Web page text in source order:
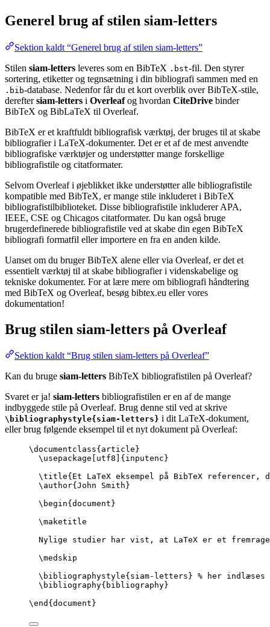
Generel brug af stilen siam-letters
Sektion kaldt “Generel brug af stilen siam-letters”
Stilen siam-letters leveres som en BibTeX .bst-fil. Den styrer
sortering, etiketter og tegnsætning i din bibliografi sammen med en
.bib-database. Nedenfor får du et kort overblik over BibTeX-stile,
dereftersiam-letters i Overleafog hvordan CiteDrive binder
BibTeX og BibLaTeX til Overleaf.
BibTeX er et kraftfuldt bibliografisk værktøj, der bruges til at skabe
bibliografier i LaTeX-dokumenter. Det er et af de mest anvendte
bibliografiske værktøjer og understøtter mange forskellige
bibliografistile og citatformater.
Selvom Overleaf i øjeblikket ikke understøtter alle bibliografistile
kompatible med BibTeX, er mange stile inkluderet i BibTeX
bibliografistilbiblioteket. Disse bibliografistile inkluderer APA,
IEEE, CSE og Chicagos citatformater. Du kan også bruge
brugerdefinerede bibliografistile ved at skabe din egen BibTeX
bibliografi formatfil eller importere en fra en anden kilde.
Uanset om du bruger BibTeX alene eller via Overleaf, er det et
essentielt værktøj til at skabe bibliografier i videnskabelige og
tekniske dokumenter. For at lære mere om bibliografi håndtering
med BibTeX og Overleaf, besøg bibtex.eu eller vores
dokumentation!
Brug stilen siam-letters på Overleaf
Sektion kaldt “Brug stilen siam-letters på Overleaf”
Kan du bruge siam-letters BibTeX bibliografistilen på Overleaf?
Svaret er ja! siam-letters bibliografistilen er en af de mange
indbyggede stile på Overleaf. Brug denne stil ved at skrive
\bibliographystyle{siam-letters} i dit LaTeX-dokument,
eller brug følgende eksempel til et nyt dokument på Overleaf:
\documentclass{ article }
\usepackage
utf8 ]{ inputenc }
\title{Et LaTeX eksempel på BibTeX
\author{John Smith}
\begin{ document }
\maketitle
Nylige studier har vist, at LaTeX er et
\medskip
\bibliographystyle{siam-letters} % her
\bibliography{bibliography}
\end { document }